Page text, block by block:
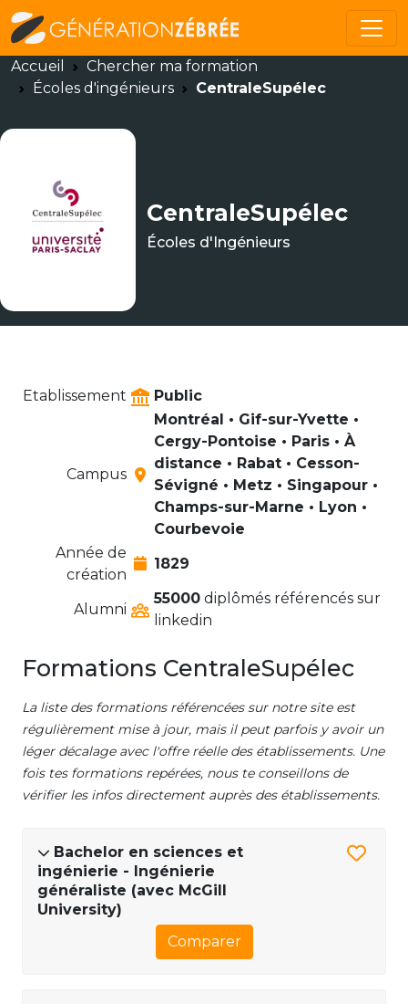
Accueil
Chercher ma formation
Écoles d'ingénieurs
CentraleSupélec
CentraleSupélec
Écoles d'Ingénieurs
Etablissement Public
Campus
Montréal • Gif-sur-Yvette •
Cergy-Pontoise • Paris • À
distance • Rabat • Cesson-
Sévigné • Metz • Singapour •
Champs-sur-Marne • Lyon •
Courbevoie
Année de
création
1829
Alumni
55000 diplômés référencés sur
linkedin
Formations CentraleSupélec
La liste des formations référencées sur notre site est
régulièrement mise à jour, mais il peut parfois y avoir un
léger décalage avec l'offre réelle des établissements. Une
fois tes formations repérées, nous te conseillons de
vérifier les infos directement auprès des établissements.
Bachelor en sciences et
ingénierie - Ingénierie
généraliste (avec McGill
University)
Comparer